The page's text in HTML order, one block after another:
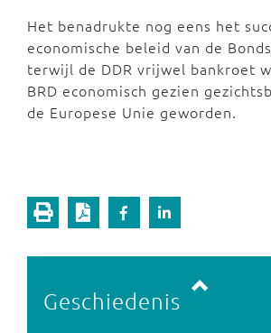
Het benadrukte nog eens het
economische beleid van de
terwijl de DDR vrijwel bankroet
BRD economisch gezien
de Europese Unie geworden.
Geschiedenis